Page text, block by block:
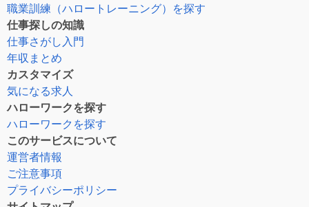
職業訓練（ハロートレーニング）を探す
仕事探しの知識
仕事さがし入門
年収まとめ
カスタマイズ
気になる求人
ハローワークを探す
ハローワークを探す
このサービスについて
運営者情報
ご注意事項
プライバシーポリシー